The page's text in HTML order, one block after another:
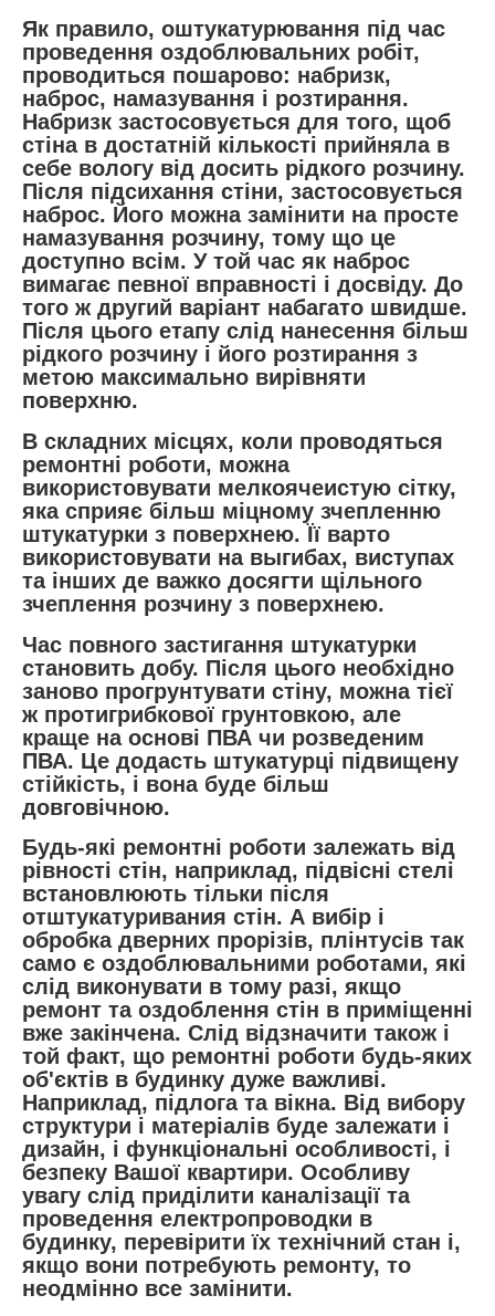
Як правило, оштукатурювання під час
проведення оздоблювальних робіт,
проводиться пошарово: набризк,
наброс, намазування і розтирання.
Набризк застосовується для того, щоб
стіна в достатній кількості прийняла в
себе вологу від досить рідкого розчину.
Після підсихання стіни, застосовується
наброс. Його можна замінити на просте
намазування розчину, тому що це
доступно всім. У той час як наброс
вимагає певної вправності і досвіду. До
того ж другий варіант набагато швидше.
Після цього етапу слід нанесення більш
рідкого розчину і його розтирання з
метою максимально вирівняти
поверхню.
В складних місцях, коли проводяться
ремонтні роботи, можна
використовувати мелкоячеистую сітку,
яка сприяє більш міцному зчепленню
штукатурки з поверхнею. Її варто
використовувати на выгибах, виступах
та інших де важко досягти щільного
зчеплення розчину з поверхнею.
Час повного застигання штукатурки
становить добу. Після цього необхідно
заново прогрунтувати стіну, можна тієї
ж протигрибкової грунтовкою, але
краще на основі ПВА чи розведеним
ПВА. Це додасть штукатурці підвищену
стійкість, і вона буде більш
довговічною.
Будь-які ремонтні роботи залежать від
рівності стін, наприклад, підвісні стелі
встановлюють тільки після
отштукатуривания стін. А вибір і
обробка дверних прорізів, плінтусів так
само є оздоблювальними роботами, які
слід виконувати в тому разі, якщо
ремонт та оздоблення стін в приміщенні
вже закінчена. Слід відзначити також і
той факт, що ремонтні роботи будь-яких
об'єктів в будинку дуже важливі.
Наприклад, підлога та вікна. Від вибору
структури і матеріалів буде залежати і
дизайн, і функціональні особливості, і
безпеку Вашої квартири. Особливу
увагу слід приділити каналізації та
проведення електропроводки в
будинку, перевірити їх технічний стан і,
якщо вони потребують ремонту, то
неодмінно все замінити.